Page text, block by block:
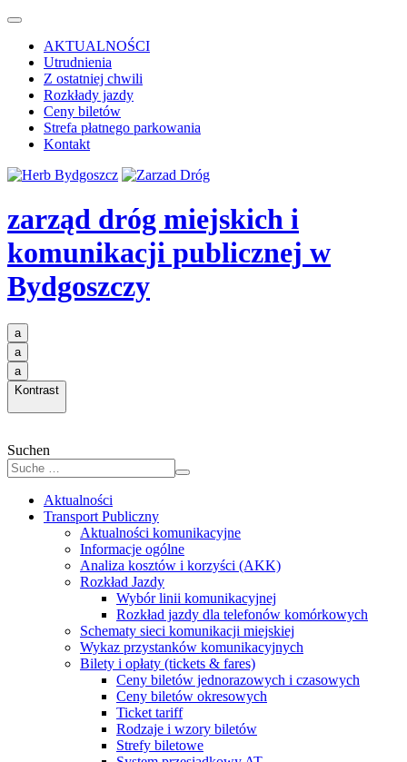
AKTUALNOŚCI
Utrudnienia
Z ostatniej chwili
Rozkłady jazdy
Ceny biletów
Strefa płatnego parkowania
Kontakt
zarząd dróg miejskich i
komunikacji publicznej w
Bydgoszczy
a
a
a
Kontrast
Suchen
Aktualności
Transport Publiczny
Aktualności komunikacyjne
Informacje ogólne
Analiza kosztów i korzyści (AKK)
Rozkład Jazdy
Wybór linii komunikacyjnej
Rozkład jazdy dla telefonów komórkowych
Schematy sieci komunikacji miejskiej
Wykaz przystanków komunikacyjnych
Bilety i opłaty (tickets & fares)
Ceny biletów jednorazowych i czasowych
Ceny biletów okresowych
Ticket tariff
Rodzaje i wzory biletów
Strefy biletowe